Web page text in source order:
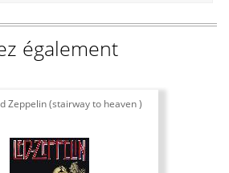
également
Zeppelin (stairway to heaven )